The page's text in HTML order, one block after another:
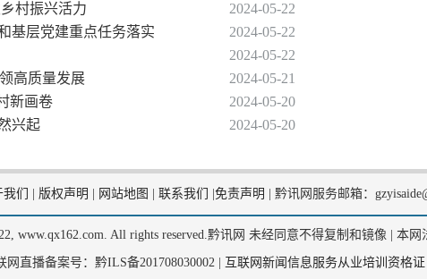
村振兴活力
2024-05-22
基层党建重点任务落实
2024-05-22
2024-05-22
高质量发展
2024-05-21
新画卷
2024-05-20
兴起
2024-05-20
们 版权声明 网站地图 联系我们 免责声明 黔讯网服务邮箱：
www.qx162.com. All rights reserved.黔讯网 未经同意不得复制和镜像 | 本网
网直播备案号：黔ILS备201708030002 | 互联网新闻信息服务从业培训资格证